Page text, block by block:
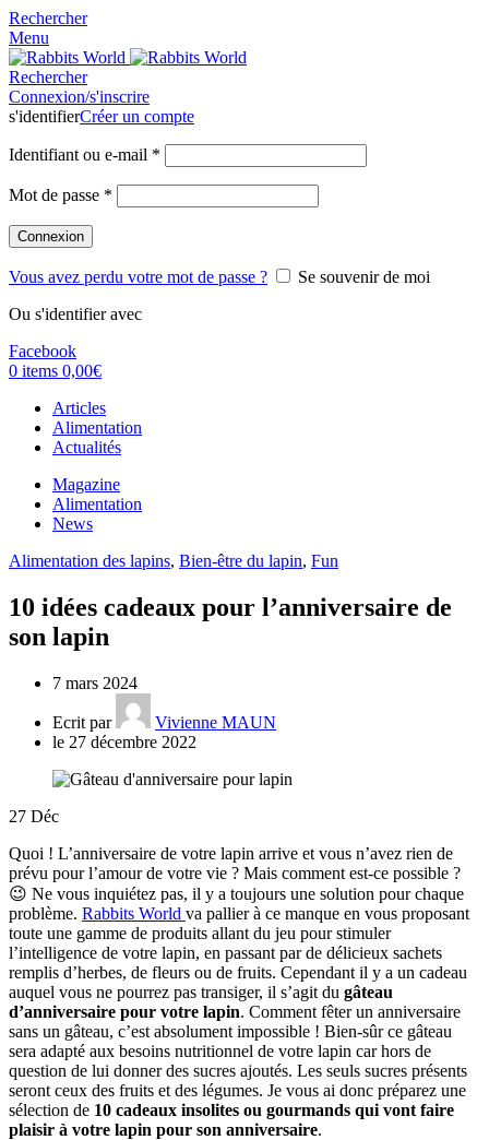
Rechercher
Menu
Rechercher
Connexion/s'inscrire
s'identifierCréer un compte
Identifiant ou e-mail *
Mot de passe *
Connexion
Vous avez perdu votre mot de passe ?
Se souvenir de moi
Ou s'identifier avec
Facebook
0 items 0,00€
Articles
Alimentation
Actualités
Magazine
Alimentation
News
Alimentation des lapins, Bien-être du lapin, Fun
10 idées cadeaux pour l’anniversaire de
son lapin
7 mars 2024
Ecrit par
Vivienne MAUN
le 27 décembre 2022
27 Déc
Quoi ! L’anniversaire de votre lapin arrive et vous n’avez rien de
prévu pour l’amour de votre vie ? Mais comment est-ce possible ?
😉 Ne vous inquiétez pas, il y a toujours une solution pour chaque
problème. Rabbits World va pallier à ce manque en vous proposant
toute une gamme de produits allant du jeu pour stimuler
l’intelligence de votre lapin, en passant par de délicieux sachets
remplis d’herbes, de fleurs ou de fruits. Cependant il y a un cadeau
auquel vous ne pourrez pas transiger, il s’agit du gâteau
d’anniversaire pour votre lapin. Comment fêter un anniversaire
sans un gâteau, c’est absolument impossible ! Bien-sûr ce gâteau
sera adapté aux besoins nutritionnel de votre lapin car hors de
question de lui donner des sucres ajoutés. Les seuls sucres présents
seront ceux des fruits et des légumes. Je vous ai donc préparez une
sélection de 10 cadeaux insolites ou gourmands qui vont faire
plaisir à votre lapin pour son anniversaire.